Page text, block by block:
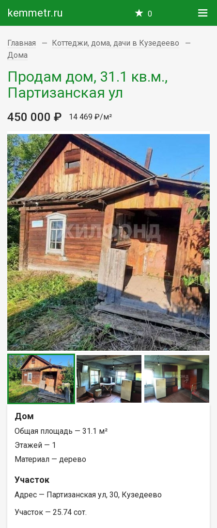
kemmetr.ru 0
Главная
Коттеджи, дома, дачи в Кузедеево
Дома
Продам дом, 31.1 кв.м.,
Партизанская ул
450 000 ₽ 14 469 ₽/м²
Дом
Общая площадь — 31.1 м²
Этажей — 1
Материал — дерево
Участок
Адрес — Партизанская ул, 30, Кузедеево
Участок — 25.74 сот.